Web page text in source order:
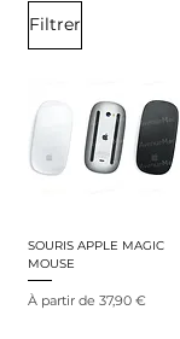
Filtrer
SOURIS APPLE MAGIC
MOUSE
À partir de 37,90 €
Prix promotionnel